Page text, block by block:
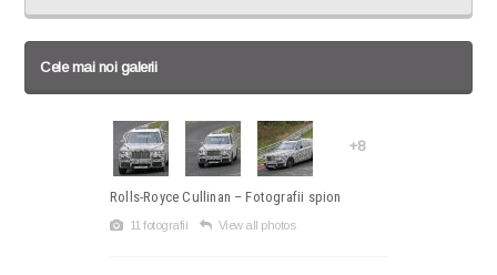
Cele mai noi galerii
+8
Rolls-Royce Cullinan – Fotografii spion
11 fotografii View all photos